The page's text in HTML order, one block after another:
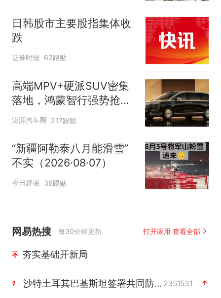
日韩股市主要股指集体收
跌
证券时报 62跟贴
高端MPV+硬派SUV密集
落地，鸿蒙智行强势抢占
自主高端市场制高点
澎湃汽车圈 217跟贴
“新疆阿勒泰八月能滑雪”
不实（2026·08·07）
今日辟谣 36跟贴
网易热搜 每30分钟更新 打开应用 查看全部
夯实基础开新局
1 沙特土耳其巴基斯坦签署共同防务协议 2351531